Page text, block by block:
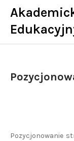
Skip
content
Pozycjonowanie